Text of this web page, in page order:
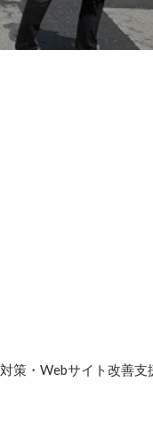
策・Webサイト改善支